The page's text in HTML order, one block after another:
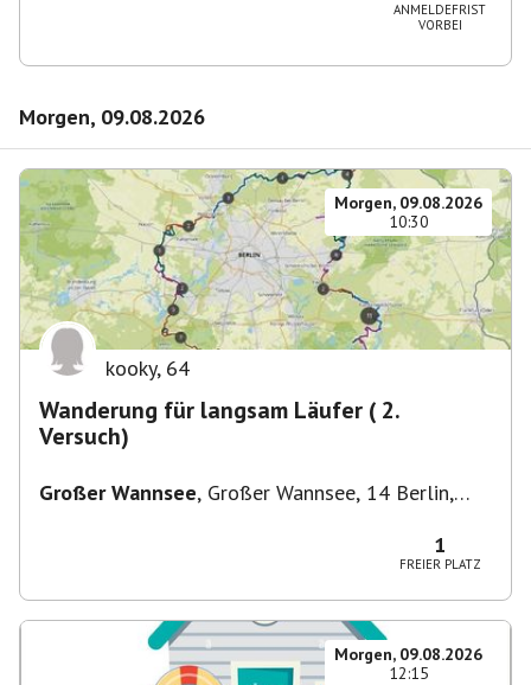
ANMELDEFRIST
VORBEI
Morgen, 09.08.2026
Morgen, 09.08.2026
10:30
kooky, 64
Wanderung für langsam Läufer ( 2.
Versuch)
Großer Wannsee, Großer Wannsee, 14 Berlin,
1
FREIER PLATZ
Morgen, 09.08.2026
12:15